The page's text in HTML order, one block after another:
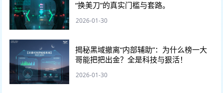
“换美刀”的真实门槛与套路。
2026-01-30
揭秘黑域撤离“内部辅助”：为什么榜一大
哥能把把出金？全是科技与狠活！
2026-01-30